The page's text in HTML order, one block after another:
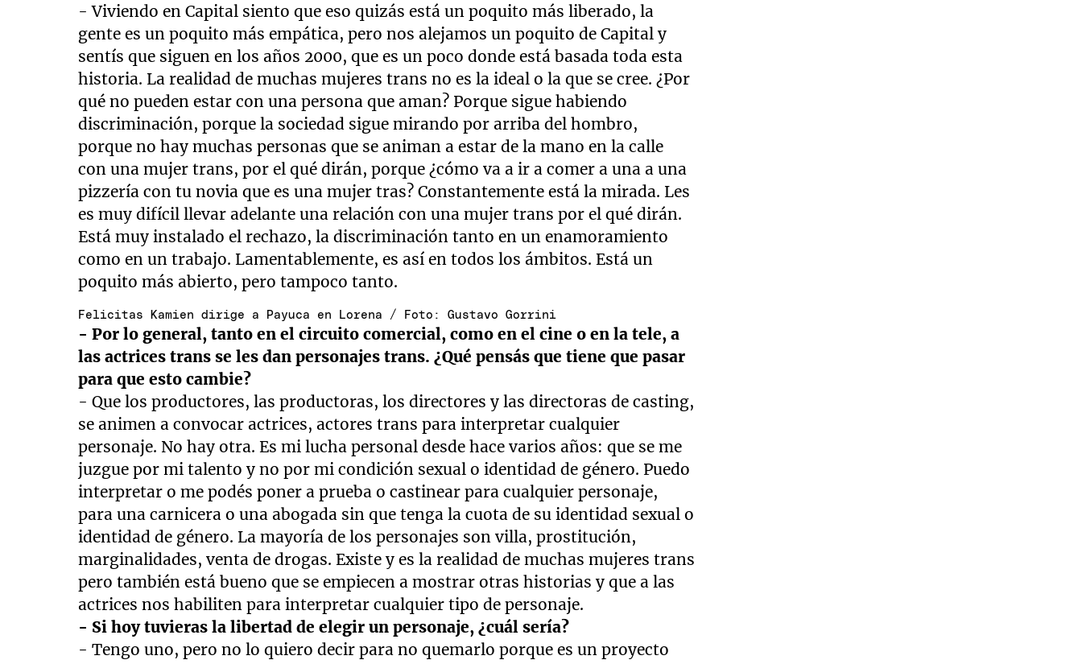
- Viviendo en Capital siento que eso quizás está un poquito más liberado, la
gente es un poquito más empática, pero nos alejamos un poquito de Capital y
sentís que siguen en los años 2000, que es un poco donde está basada toda esta
historia. La realidad de muchas mujeres trans no es la ideal o la que se cree. ¿Por
qué no pueden estar con una persona que aman? Porque sigue habiendo
discriminación, porque la sociedad sigue mirando por arriba del hombro,
porque no hay muchas personas que se animan a estar de la mano en la calle
con una mujer trans, por el qué dirán, porque ¿cómo va a ir a comer a una a una
pizzería con tu novia que es una mujer tras? Constantemente está la mirada. Les
es muy difícil llevar adelante una relación con una mujer trans por el qué dirán.
Está muy instalado el rechazo, la discriminación tanto en un enamoramiento
como en un trabajo. Lamentablemente, es así en todos los ámbitos. Está un
poquito más abierto, pero tampoco tanto.
Felicitas Kamien dirige a Payuca en Lorena / Foto: Gustavo Gorrini
- Por lo general, tanto en el circuito comercial, como en el cine o en la tele, a
las actrices trans se les dan personajes trans. ¿Qué pensás que tiene que pasar
para que esto cambie?
- Que los productores, las productoras, los directores y las directoras de casting,
se animen a convocar actrices, actores trans para interpretar cualquier
personaje. No hay otra. Es mi lucha personal desde hace varios años: que se me
juzgue por mi talento y no por mi condición sexual o identidad de género. Puedo
interpretar o me podés poner a prueba o castinear para cualquier personaje,
para una carnicera o una abogada sin que tenga la cuota de su identidad sexual o
identidad de género. La mayoría de los personajes son villa, prostitución,
marginalidades, venta de drogas. Existe y es la realidad de muchas mujeres trans
pero también está bueno que se empiecen a mostrar otras historias y que a las
actrices nos habiliten para interpretar cualquier tipo de personaje.
- Si hoy tuvieras la libertad de elegir un personaje, ¿cuál sería?
- Tengo uno, pero no lo quiero decir para no quemarlo porque es un proyecto